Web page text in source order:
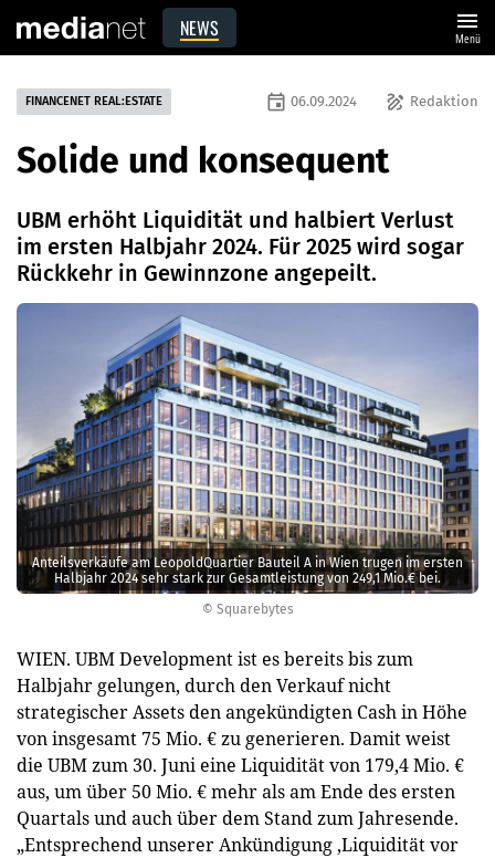
NEWS menu
Menü
© Squarebytes
Anteilsverkäufe am LeopoldQuartier Bauteil A in Wien trugen im ersten
Halbjahr 2024 sehr stark zur Gesamtleistung von 249,1 Mio.€ bei.
FINANCENET REAL:ESTATE draw Redaktion
event 06.09.2024
Solide und konsequent
UBM erhöht Liquidität und halbiert Verlust
im ersten Halbjahr 2024. Für 2025 wird sogar
Rückkehr in Gewinnzone angepeilt.
WIEN. UBM Development ist es bereits bis zum
Halbjahr gelungen, durch den Verkauf nicht
strategischer Assets den angekündigten Cash in Höhe
von insgesamt 75 Mio. € zu generieren. Damit weist
die UBM zum 30. Juni eine Liquidität von 179,4 Mio. €
aus, um über 50 Mio. € mehr als am Ende des ersten
Quartals und auch über dem Stand zum Jahresende.
„Entsprechend unserer Ankündigung ‚Liquidität vor